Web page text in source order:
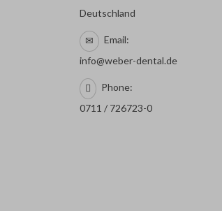
Deutschland
Email:
info@weber-dental.de
Phone:
0711 / 726723-0